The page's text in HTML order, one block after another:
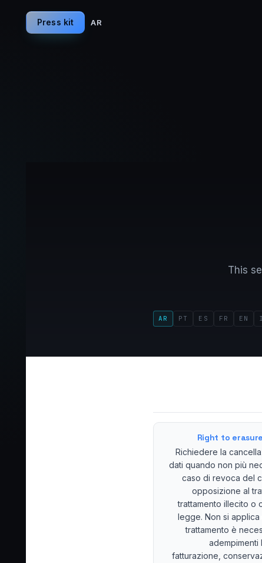
AR
Press kit
This
EN
FR
ES
PT
AR
Right to
Richiedere la
dati quando non più
caso di revoca del
opposizione al
trattamento illecito o
legge. Non si applica
trattamento è
adempimenti
fatturazione,